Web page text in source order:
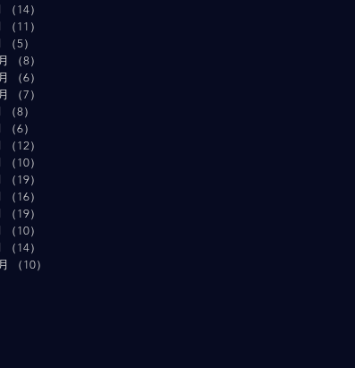
（14）
（11）
（5）
（8）
（6）
（7）
（8）
（6）
（12）
（10）
（19）
（16）
（19）
（10）
（14）
（10）